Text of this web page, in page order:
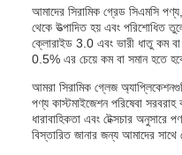
আমাদের সিরামিক গ্রেড সিএমসি
থেকে উত্পাদিত হয় এবং পরিশোধিত
ক্লোরাইড 3.0 এবং ভারী ধাতু কম
0.5% এর চেয়ে কম বা সমান হতে
আমরা সিরামিক গ্লেজ
পণ্য কাস্টমাইজেশন পরিষেবা
ধারাবাহিকতা এবং টেক্সচার অনুসারে
বিস্তারিত জানার জন্য আমাদের